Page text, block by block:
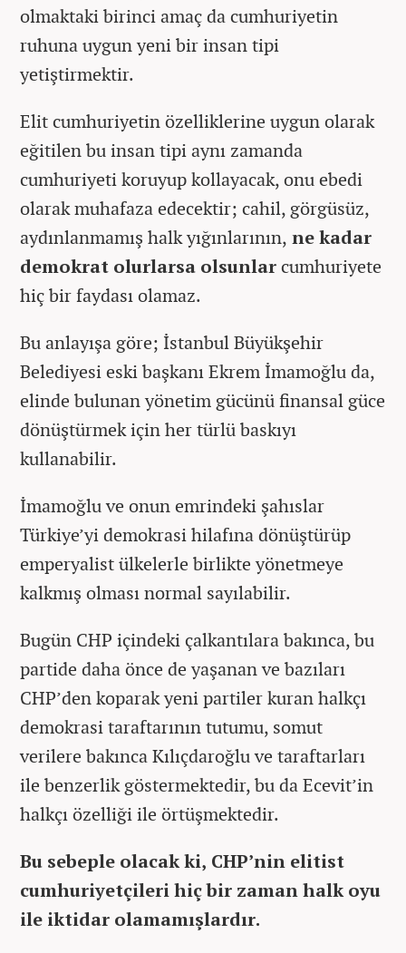
olmaktaki birinci amaç da cumhuriyetin
ruhuna uygun yeni bir insan tipi
yetiştirmektir.
Elit cumhuriyetin özelliklerine uygun olarak
eğitilen bu insan tipi aynı zamanda
cumhuriyeti koruyup kollayacak, onu ebedi
olarak muhafaza edecektir; cahil, görgüsüz,
aydınlanmamış halk yığınlarının, ne kadar
demokrat olurlarsa olsunlarcumhuriyete
hiç bir faydası olamaz.
Bu anlayışa göre; İstanbul Büyükşehir
Belediyesi eski başkanı Ekrem İmamoğlu da,
elinde bulunan yönetim gücünü finansal güce
dönüştürmek için her türlü baskıyı
kullanabilir.
İmamoğlu ve onun emrindeki şahıslar
Türkiye’yi demokrasi hilafına dönüştürüp
emperyalist ülkelerle birlikte yönetmeye
kalkmış olması normal sayılabilir.
Bugün CHP içindeki çalkantılara bakınca, bu
partide daha önce de yaşanan ve bazıları
CHP’den koparak yeni partiler kuran halkçı
demokrasi taraftarının tutumu, somut
verilere bakınca Kılıçdaroğlu ve taraftarları
ile benzerlik göstermektedir, bu da Ecevit’in
halkçı özelliği ile örtüşmektedir.
Bu sebeple olacak ki, CHP’nin elitist
cumhuriyetçileri hiç bir zaman halk oyu
ile iktidar olamamışlardır.